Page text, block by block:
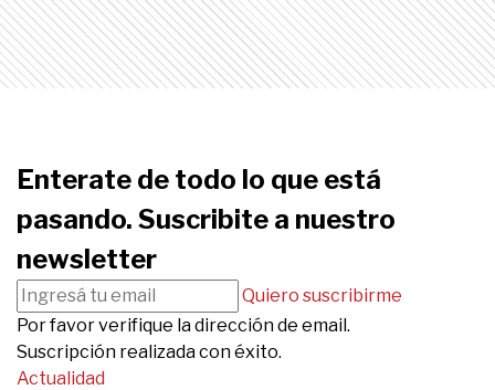
Enterate de todo lo que está
pasando. Suscribite a nuestro
newsletter
Quiero suscribirme
Por favor verifique la dirección de email.
Suscripción realizada con éxito.
Actualidad